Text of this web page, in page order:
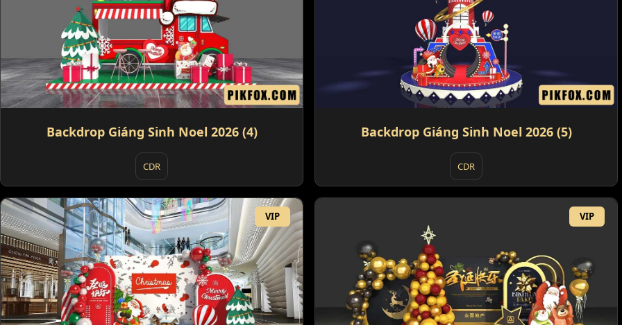
Backdrop Giáng Sinh Noel 2026 (4)
CDR
Backdrop Giáng Sinh Noel 2026 (5)
CDR
VIP VIP